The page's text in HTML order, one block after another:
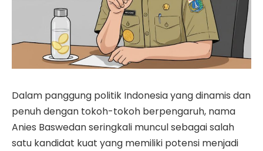
Dalam panggung politik Indonesia yang dinamis dan
penuh dengan tokoh-tokoh berpengaruh, nama
Anies Baswedan seringkali muncul sebagai salah
satu kandidat kuat yang memiliki potensi menjadi